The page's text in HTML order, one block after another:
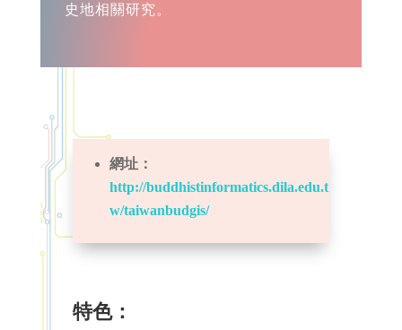
史地相關研究。
網址：
http://buddhistinformatics.dila.edu.t
w/taiwanbudgis/
特色：